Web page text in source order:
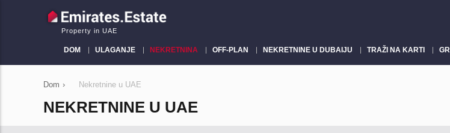
Property in UAE
DOM ULAGANJE NEKRETNINA OFF-PLAN NEKRETNINE U DUBAIJU TRAŽI NA KARTI
Dom › Nekretnine u UAE
NEKRETNINE U UAE